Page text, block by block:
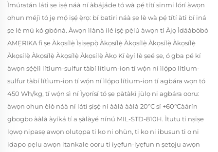
Ìmúratán láti ṣe iṣẹ́ náà ní àbájáde tó wà pẹ́ títí sinmi lórí àwọn
ohun méjì tó jẹ mọ́ iṣẹ́ ẹ̀rọ: bí batiri náà ṣe lè wà pẹ́ títí àti bí iná
ṣe lè mú kó gbóná. Àwọn ìlànà ilé iṣẹ́ pẹ̀lú àwọn tí Àjọ Ìdáàbòbò
AMẸRIKA fi ṣe Àkọsílẹ̀ Ìṣiṣẹpọ̀ Àkọsílẹ̀ Àkọsílẹ̀ Àkọsílẹ̀ Àkọsílẹ̀
Àkọsílẹ̀ Àkọsílẹ̀ Àkọsílẹ̀ Àkọsílẹ̀ Àkọ Kí èyí lè ṣeé ṣe, ó gba pé kí
àwọn sẹ́ẹ̀lì lítìum-sulfur tàbí lítìum-ion tí wọ́n ní ìlọ́po lítìum-
sulfur tàbí lítìum-ion tí wọ́n ní ìlọ́po lítìum-ion tí agbára wọn tó
450 Wh/kg, tí wọ́n sì ní Ìyọrísí tó ṣe pàtàkì jùlọ ni agbára ooru:
àwọn ohun èlò náà ní láti ṣiṣẹ́ ní ààlà ààlà 20°C sí +60°Càárín
gbogbo ààlà àyíká tí a ṣàlàyé nínú MIL-STD-810H. Ìtutu ti nṣiṣe
lọwọ nipasẹ awọn olutọpa ti ko ni ohùn, ti ko ni ibusun ti o ni
idapo pẹlu awọn itankale ooru ti iyẹfun-iyẹfun n ṣetọju awọn